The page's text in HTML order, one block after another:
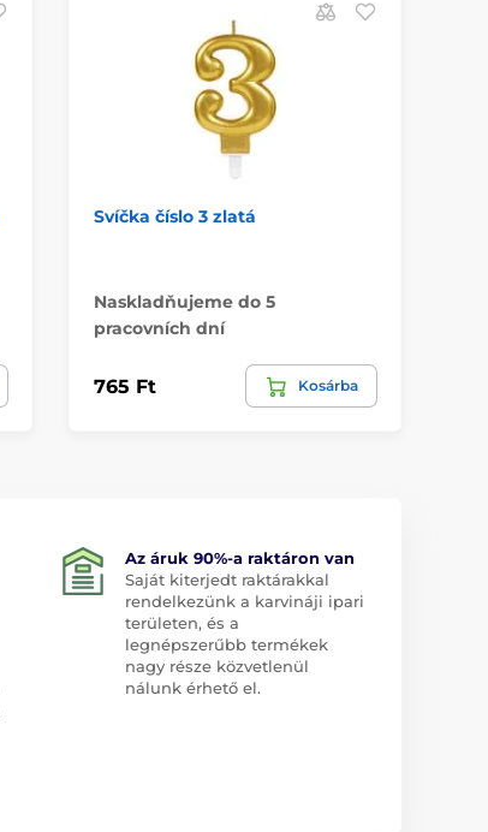
Svíčka číslo 3 zlatá
Naskladňujeme do 5
pracovních dní
765 Ft Kosárba
Az áruk 90%-a raktáron van
Saját kiterjedt raktárakkal
rendelkezünk a karvináji ipari
területen, és a
legnépszerűbb termékek
nagy része közvetlenül
nálunk érhető el.